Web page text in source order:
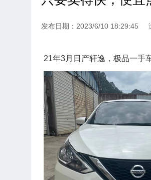
发布日期：2023/6/10 18:29:45
21年3月日产轩逸，极品一手